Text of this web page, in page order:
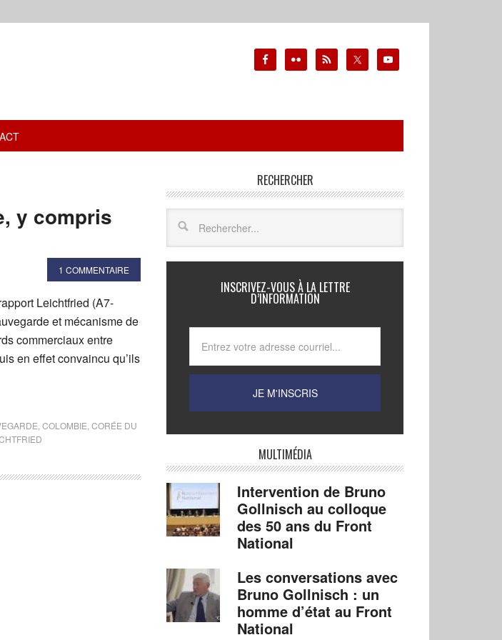
y compris
1 COMMENTAIRE
Leichtfried (A7-
et mécanisme de
commerciaux entre
en effet convaincu qu’ils
COLOMBIE CORÉE DU
RECHERCHER
INSCRIVEZ-VOUS À LA LETTRE
D’INFORMATION
MULTIMÉDIA
Intervention de Bruno
Gollnisch au colloque
des 50 ans du Front
National
Les conversations avec
Bruno Gollnisch : un
homme d’état au Front
National